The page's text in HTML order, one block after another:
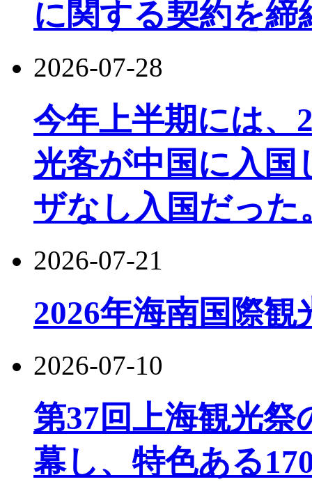
に関する契約を締
2026-07-28
今年上半期には、
光客が中国に入国
ザなし入国だった
2026-07-21
2026年海南国際
2026-07-10
第37回上海観光
幕し、特色ある